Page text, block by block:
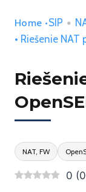
Home •SIP •
• Riešenie NAT
NAT, FW
0 (0